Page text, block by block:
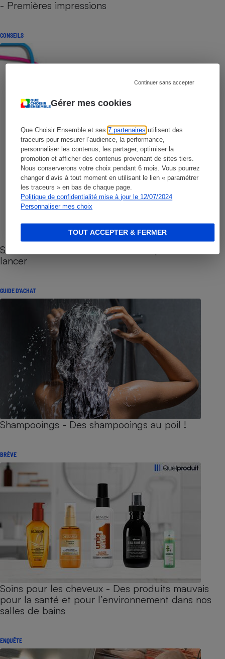
Gérer mes cookies
Que Choisir Ensemble et ses7 partenaires utilisent des
traceurs pour mesurer l’audience, la performance,
personnaliser les contenus, les partager, optimiser la
promotion et afficher des contenus provenant de sites tiers.
Nous conserverons votre choix pendant 6 mois. Vous pourrez
changer d’avis à tout moment en utilisant le lien « paramétrer
les traceurs » en bas de chaque page.
Politique de confidentialité mise à jour le 12/07/2024
Personnaliser mes choix
Continuer sans accepter
TOUT ACCEPTER & FERMER
- Premières impressions
CONSEILS
Sites de rencontres - Nos conseils pour vous
lancer
GUIDE D'ACHAT
Shampooings - Des shampooings au poil !
BRÈVE
Soins pour les cheveux - Des produits mauvais
pour la santé et pour l’environnement dans nos
salles de bains
ENQUÊTE